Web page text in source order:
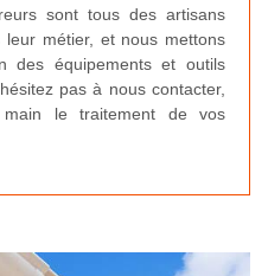
sont tous des artisans
leur métier, et nous mettons
des équipements et outils
pas à nous contacter,
le traitement de vos